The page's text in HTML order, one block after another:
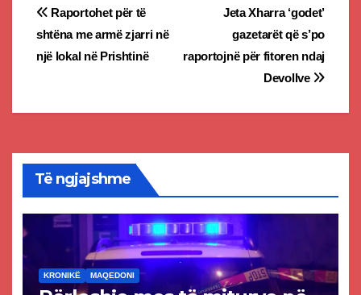
Post
navigation
Jeta Xharra ‘godet’
gazetarët që s’po
raportojnë për fitoren ndaj
Devollve
Raportohet për të
shtëna me armë zjarri në
një lokal në Prishtinë
Të ngjajshme
KRONIKË MAQEDONI